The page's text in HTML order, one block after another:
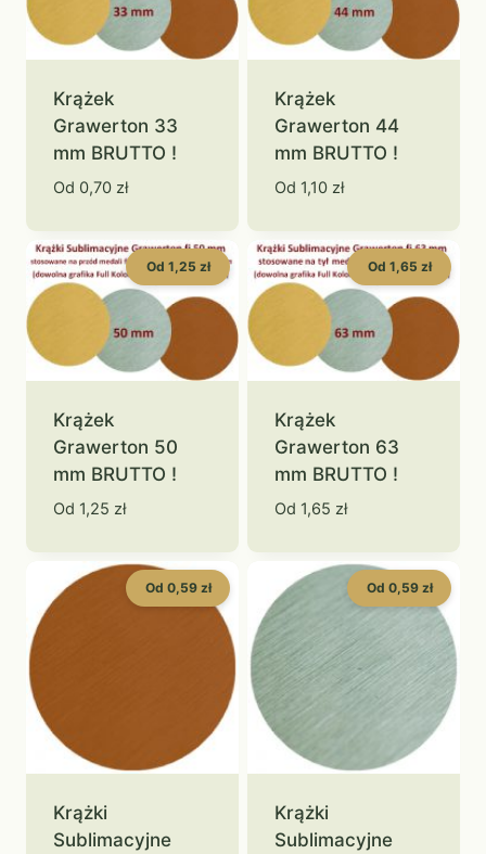
Krążek
Grawerton 33
mm BRUTTO !
Od 0,70 zł
Krążek
Grawerton 44
mm BRUTTO !
Od 1,10 zł
Od 1,25 zł
Krążek
Grawerton 50
mm BRUTTO !
Od 1,25 zł
Od 1,65 zł
Krążek
Grawerton 63
mm BRUTTO !
Od 1,65 zł
Od 0,59 zł
Krążki
Sublimacyjne
Od 0,59 zł
Krążki
Sublimacyjne